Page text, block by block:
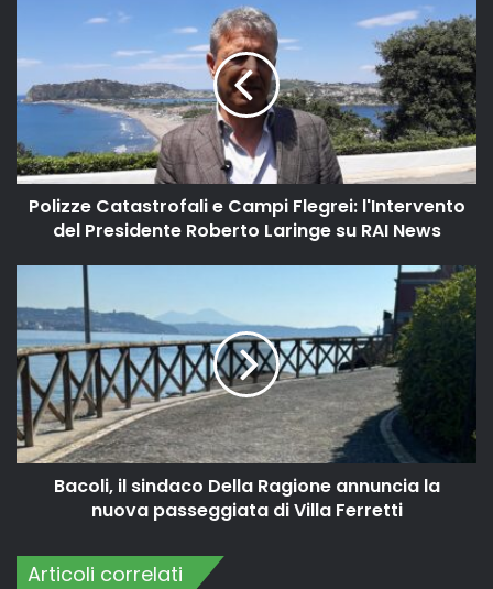
Polizze Catastrofali e Campi Flegrei: l'Intervento
del Presidente Roberto Laringe su RAI News
Bacoli, il sindaco Della Ragione annuncia la
nuova passeggiata di Villa Ferretti
Articoli correlati